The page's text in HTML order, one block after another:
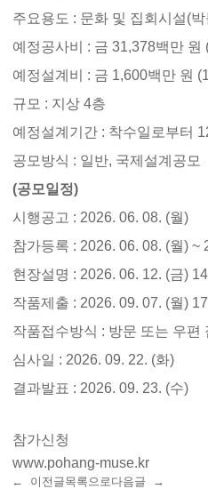
주요용도 : 문화 및 집회시설(
예정공사비 : 금 31,378백만 원
예정설계비 : 금 1,600백만 원
규모 : 지상 4층
예정설계기간 : 착수일로부터
공모방식 : 일반, 국제설계공모
(공모일정)
시행공고 : 2026. 06. 08. (월)
참가등록 : 2026. 06. 08. (월) ~
현장설명 : 2026. 06. 12. (금)
작품제출 : 2026. 09. 07. (월)
작품접수방식 : 방문 또는 우편
심사일 : 2026. 09. 22. (화)
결과발표 : 2026. 09. 23. (수)
참가신청
www.pohang-muse.kr
← 이전글목록으로다음글 →